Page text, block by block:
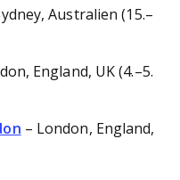
Australien (15.–
England, UK (4.–5.
– London, England,